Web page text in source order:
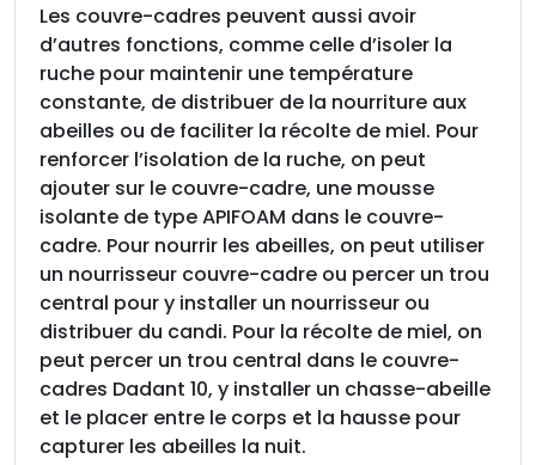
Les couvre-cadres peuvent aussi avoir
d’autres fonctions, comme celle d’isoler la
ruche pour maintenir une température
constante, de distribuer de la nourriture aux
abeilles ou de faciliter la récolte de miel. Pour
renforcer l’isolation de la ruche, on peut
ajouter sur le couvre-cadre, une mousse
isolante de type APIFOAM dans le couvre-
cadre. Pour nourrir les abeilles, on peut utiliser
un nourrisseur couvre-cadre ou percer un trou
central pour y installer un nourrisseur ou
distribuer du candi. Pour la récolte de miel, on
peut percer un trou central dans le couvre-
cadres Dadant 10, y installer un chasse-abeille
et le placer entre le corps et la hausse pour
capturer les abeilles la nuit.